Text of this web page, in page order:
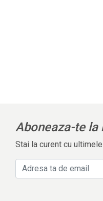
Aboneaza-te
Stai la curent cu